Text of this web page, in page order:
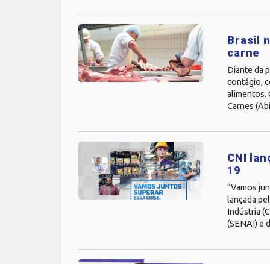
Brasil
carne
Diante da
contágio,
alimentos.
Carnes
CNI
19
“Vamos
lançada
Indústria
(SENAI) e